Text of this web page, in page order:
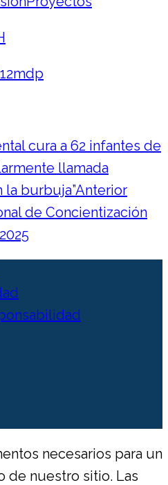
cura a 62 infantes de
llamada
la burbuja”Anterior
de Concientización
necesarios para un
de nuestro sitio. Las